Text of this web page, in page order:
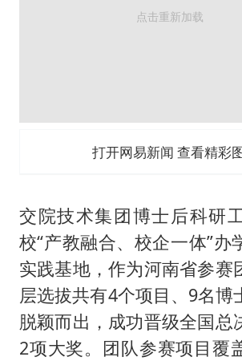
打开网易新闻 查看精彩
交院技术集团博士后科研
校“产教融合、校企一体”办
实践基地，作为河南省参赛
层选拔共有4个项目、9名博
脱颖而出，成功晋级全国总
2项大奖。团队参赛项目覆